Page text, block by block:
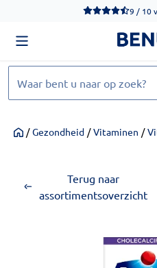
We werken momenteel hard9 / 10
Home
/ Gezondheid / Vitaminen /
Terug naar
assortimentsoverzicht